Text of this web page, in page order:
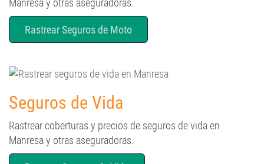
Rastrear Seguros de Moto
Seguros de Vida
Rastrear coberturas y precios de seguros de vida en
Manresa y otras aseguradoras.
Rastrear Seguros de Vida